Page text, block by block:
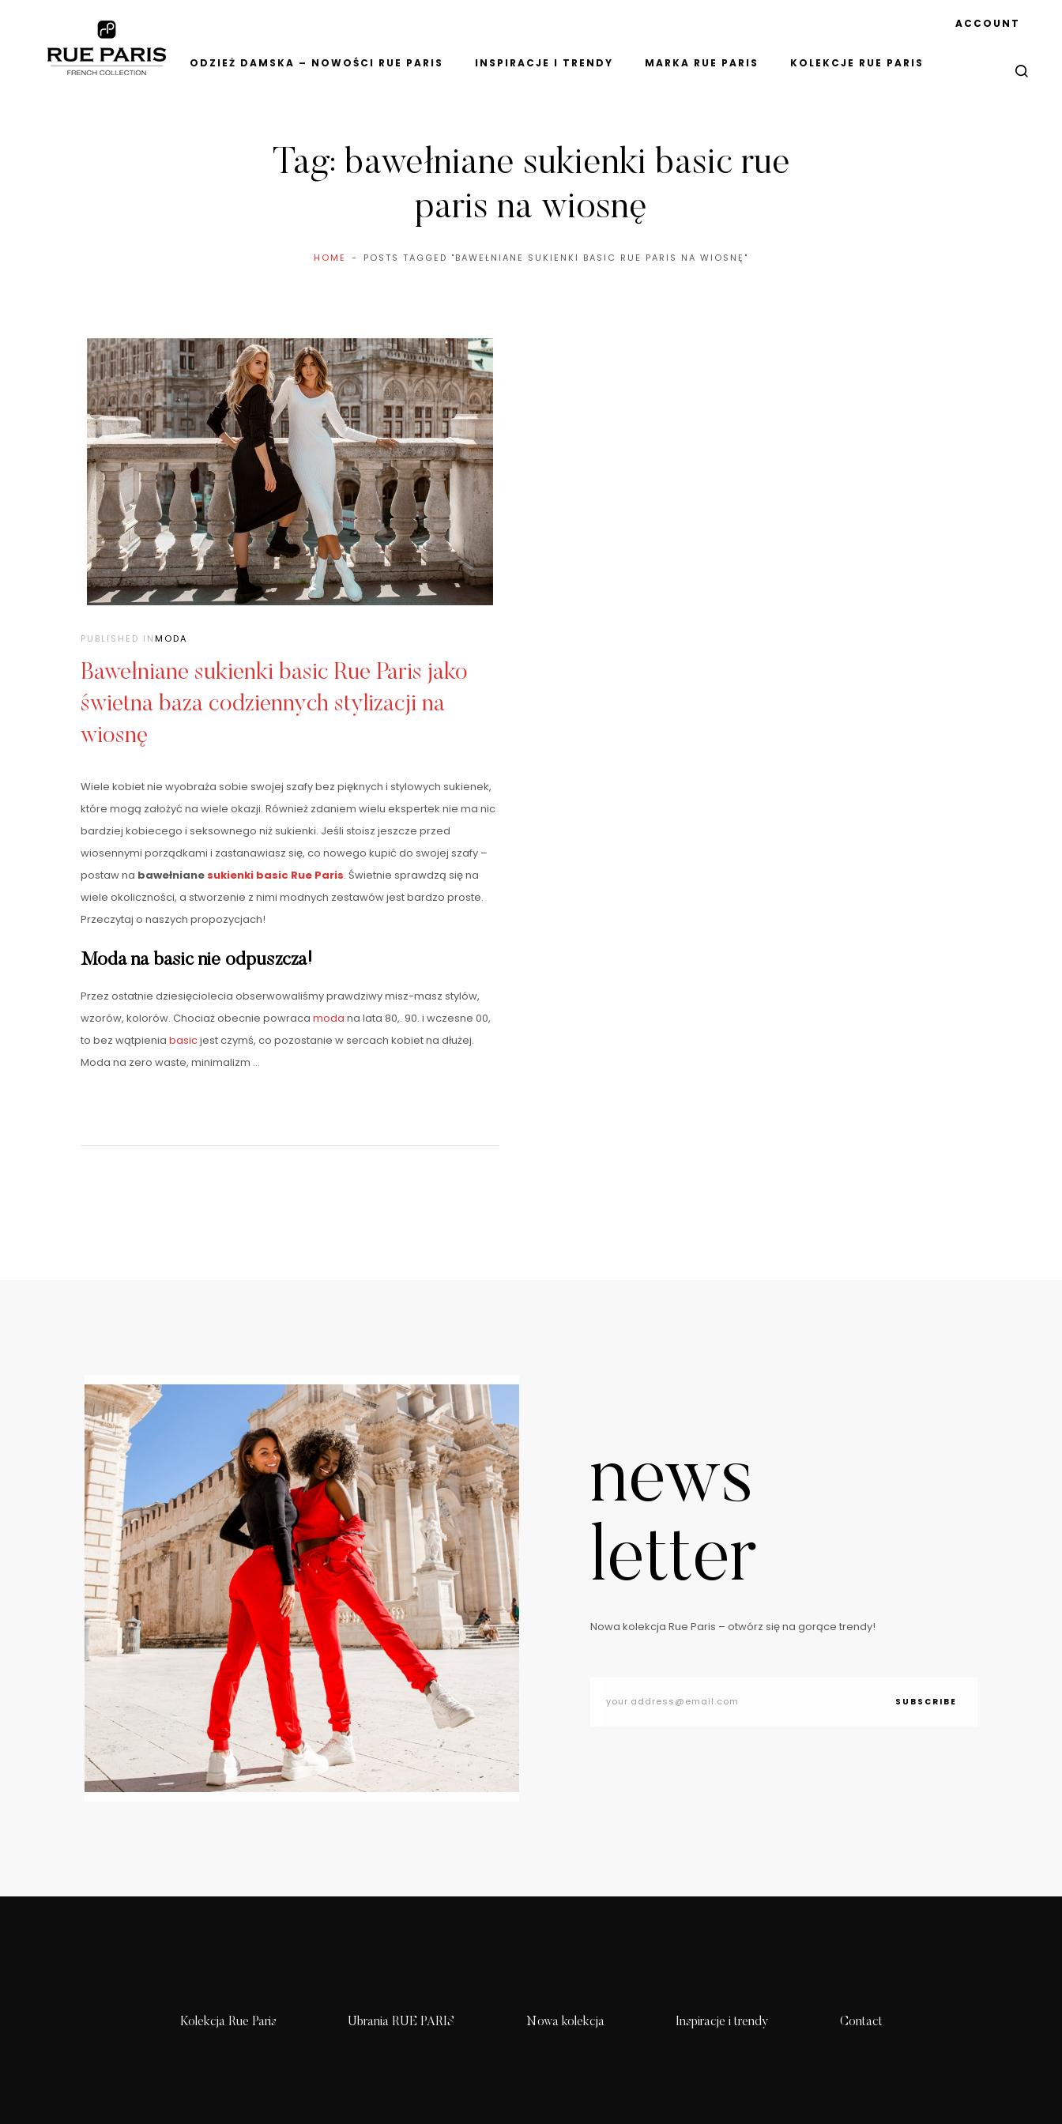
ODZIEŻ DAMSKA – NOWOŚCI RUE PARIS INSPIRACJE I TRENDY MARKA RUE PARIS KOLEKCJE RUE PARIS
ACCOUNT
Tag: bawełniane sukienki basic rue
paris na wiosnę
HOME POSTS TAGGED "BAWEŁNIANE SUKIENKI BASIC RUE PARIS NA WIOSNĘ"
PUBLISHED INMODA
Bawełniane sukienki basic Rue Paris jako
świetna baza codziennych stylizacji na
wiosnę
Wiele kobiet nie wyobraża sobie swojej szafy bez pięknych i stylowych sukienek,
które mogą założyć na wiele okazji. Również zdaniem wielu ekspertek nie ma nic
bardziej kobiecego i seksownego niż sukienki. Jeśli stoisz jeszcze przed
wiosennymi porządkami i zastanawiasz się, co nowego kupić do swojej szafy –
postaw na bawełniane sukienki basic Rue Paris. Świetnie sprawdzą się na
wiele okoliczności, a stworzenie z nimi modnych zestawów jest bardzo proste.
Przeczytaj o naszych propozycjach!
Moda na basic nie odpuszcza!
Przez ostatnie dziesięciolecia obserwowaliśmy prawdziwy misz-masz stylów,
wzorów, kolorów. Chociaż obecnie powraca moda na lata 80,. 90. i wczesne 00,
to bez wątpienia basicjest czymś, co pozostanie w sercach kobiet na dłużej.
Moda na zero waste, minimalizm …
news
letter
Nowa kolekcja Rue Paris – otwórz się na gorące trendy!
SUBSCRIBE
Kolekcja Rue Paris Ubrania RUE PARIS Nowa kolekcja Inspiracje i trendy Contact